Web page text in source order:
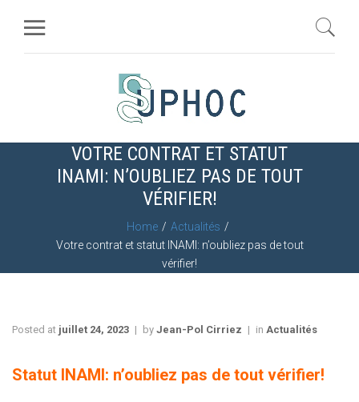
VOTRE CONTRAT ET STATUT
INAMI: N’OUBLIEZ PAS DE TOUT
VÉRIFIER!
Home
Actualités
Votre contrat et statut INAMI: n’oubliez pas de tout
vérifier!
Posted at juillet 24, 2023 by Jean-Pol Cirriez in Actualités
Statut INAMI: n’oubliez pas de tout vérifier!